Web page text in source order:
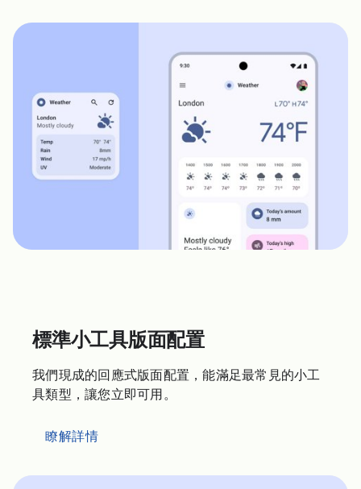
標準小工具版面配置
我們現成的回應式版面配置，能滿足最常見的小工
具類型，讓您立即可用。
瞭解詳情